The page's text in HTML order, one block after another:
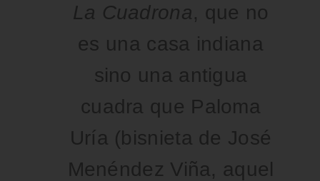
La Cuadrona, que no
es una casa indiana
sino una antigua
cuadra que Paloma
Uría (bisnieta de José
Menéndez Viña, aquel